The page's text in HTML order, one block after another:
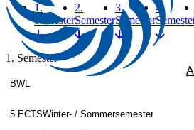
1.
Semester
2.
Semester
3.
Semester
4.
1. Semester
BWL
5 ECTSWinter- / Sommersemester